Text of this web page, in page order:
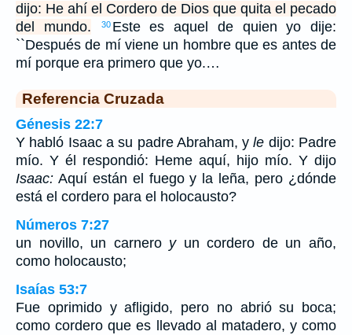
dijo: He ahí el Cordero de Dios que quita el pecado
del mundo.
30 Este es aquel de quien yo dije:
``Después de mí viene un hombre que es antes de
mí porque era primero que yo.…
Referencia Cruzada
Génesis 22:7
Y habló Isaac a su padre Abraham, yle dijo: Padre
mío. Y él respondió: Heme aquí, hijo mío. Y dijo
Isaac: Aquí están el fuego y la leña, pero ¿dónde
está el cordero para el holocausto?
Números 7:27
un novillo, un carnero yun cordero de un año,
como holocausto;
Isaías 53:7
Fue oprimido y afligido, pero no abrió su boca;
como cordero que es llevado al matadero, y como